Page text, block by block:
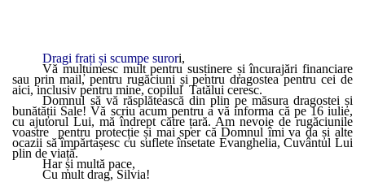
Dragi frați și scumpe surori,
Vă mulțumesc mult pentru susținere și încurajări financiare
sau prin mail, pentru rugăciuni și pentru dragostea pentru cei de
aici, inclusiv pentru mine, copilul Tatălui ceresc.
Domnul să vă răsplătească din plin pe măsura dragostei și
bunătății Sale! Vă scriu acum pentru a vă informa că pe 16 iulie,
cu ajutorul Lui, mă îndrept către țară. Am nevoie de rugăciunile
voastre pentru protecție și mai sper că Domnul îmi va da și alte
ocazii să împărtașesc cu suflete însetate Evanghelia, Cuvântul Lui
plin de viață.
Har și multă pace,
Cu mult drag, Silvia!